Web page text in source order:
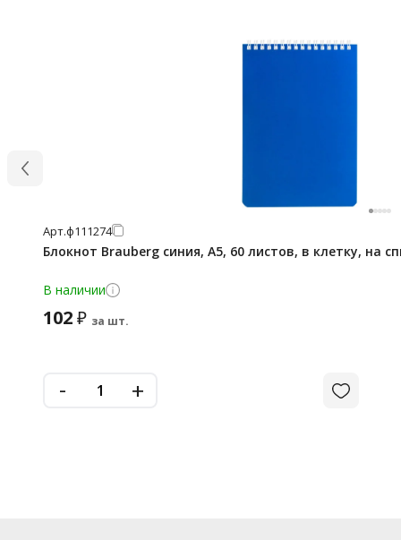
Арт.ф111274
Блокнот Brauberg синия, А5, 60 листов, в клетку, на
В наличии
102₽ за шт.
- +